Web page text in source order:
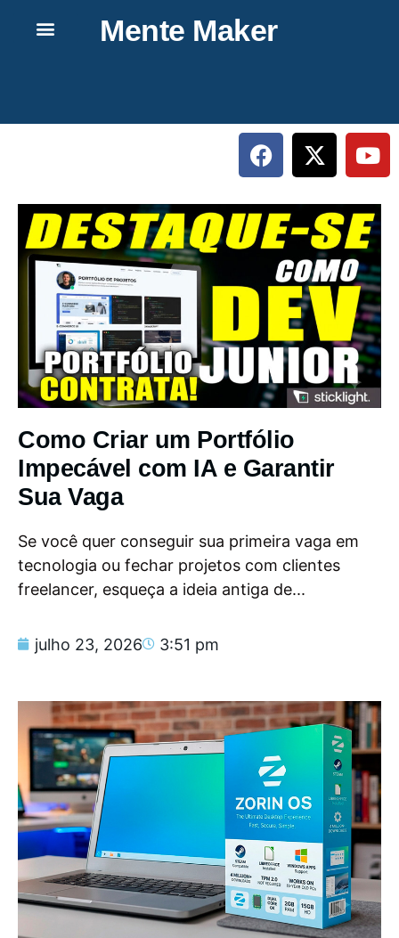
Mente Maker
Como Criar um Portfólio
Impecável com IA e Garantir
Sua Vaga
Se você quer conseguir sua primeira vaga em
tecnologia ou fechar projetos com clientes
freelancer, esqueça a ideia antiga de...
julho 23, 2026 3:51 pm